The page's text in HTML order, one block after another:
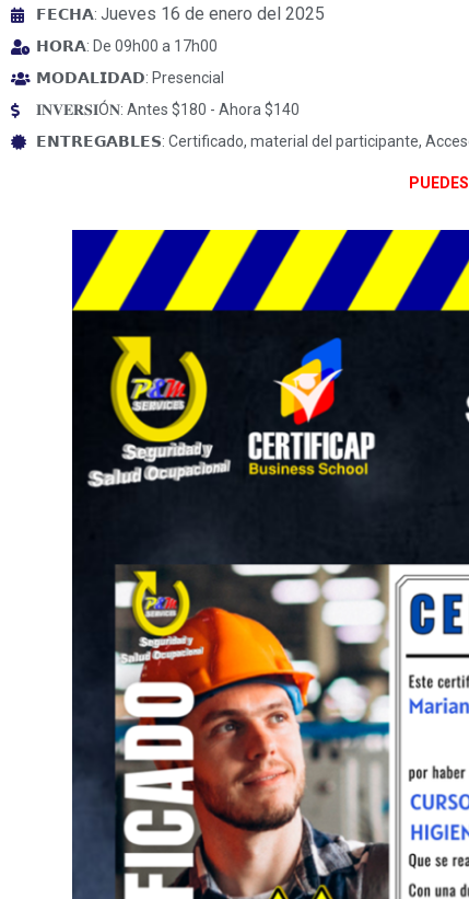
𝗙𝗘𝗖𝗛𝗔: Jueves 16 de enero del 2025
𝗛𝗢𝗥𝗔: De 09h00 a 17h00
𝗠𝗢𝗗𝗔𝗟𝗜𝗗𝗔𝗗: Presencial
𝐈𝐍𝐕𝐄𝐑𝐒𝐈Ó𝐍: Antes $180 - Ahora $140
𝗘𝗡𝗧𝗥𝗘𝗚𝗔𝗕𝗟𝗘𝗦: Certificado, material del participante, Acceso